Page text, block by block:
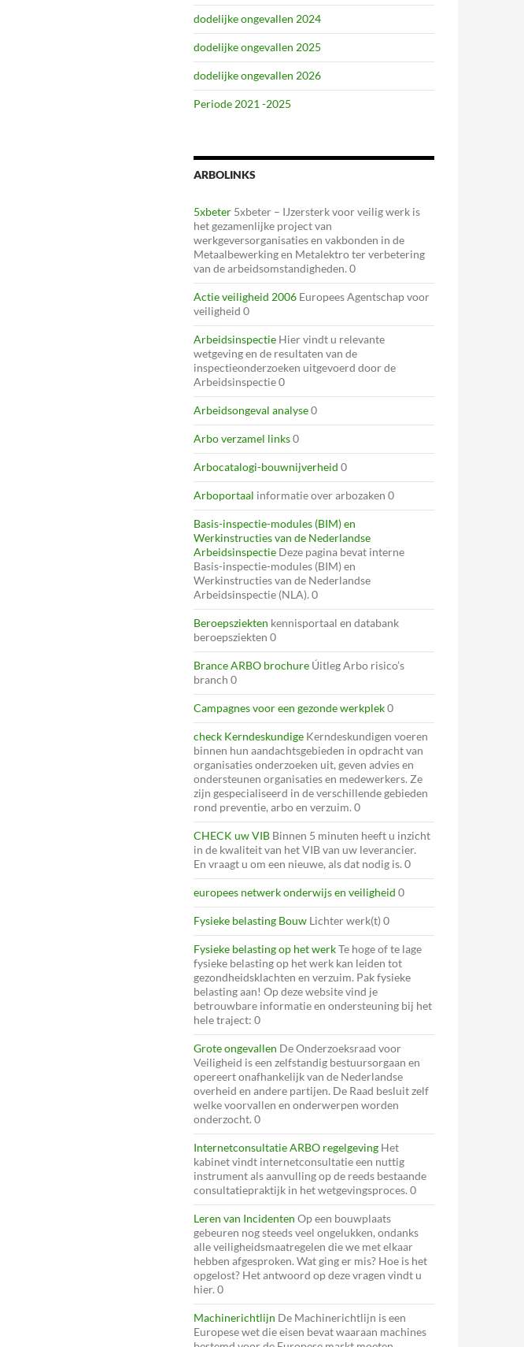
dodelijke ongevallen 2024
dodelijke ongevallen 2025
dodelijke ongevallen 2026
Periode 2021 -2025
ARBOLINKS
5xbeter 5xbeter – IJzersterk voor veilig werk is
het gezamenlijke project van
werkgeversorganisaties en vakbonden in de
Metaalbewerking en Metalektro ter verbetering
van de arbeidsomstandigheden. 0
Actie veiligheid 2006 Europees Agentschap voor
veiligheid 0
Arbeidsinspectie Hier vindt u relevante
wetgeving en de resultaten van de
inspectieonderzoeken uitgevoerd door de
Arbeidsinspectie 0
Arbeidsongeval analyse0
Arbo verzamel links0
Arbocatalogi-bouwnijverheid 0
Arboportaal informatie over arbozaken 0
Basis-inspectie-modules (BIM) en
Werkinstructies van de Nederlandse
Arbeidsinspectie Deze pagina bevat interne
Basis-inspectie-modules (BIM) en
Werkinstructies van de Nederlandse
Arbeidsinspectie (NLA). 0
Beroepsziekten kennisportaal en databank
beroepsziekten 0
Brance ARBO brochure Úitleg Arbo risico’s
branch 0
Campagnes voor een gezonde werkplek0
check Kerndeskundige Kerndeskundigen voeren
binnen hun aandachtsgebieden in opdracht van
organisaties onderzoeken uit, geven advies en
ondersteunen organisaties en medewerkers. Ze
zijn gespecialiseerd in de verschillende gebieden
rond preventie, arbo en verzuim. 0
CHECK uw VIB Binnen 5 minuten heeft u inzicht
in de kwaliteit van het VIB van uw leverancier.
En vraagt u om een nieuwe, als dat nodig is. 0
europees netwerk onderwijs en veiligheid 0
Fysieke belasting Bouw Lichter werk(t) 0
Fysieke belasting op het werkTe hoge of te lage
fysieke belasting op het werk kan leiden tot
gezondheidsklachten en verzuim. Pak fysieke
belasting aan! Op deze website vind je
betrouwbare informatie en ondersteuning bij het
hele traject: 0
Grote ongevallen De Onderzoeksraad voor
Veiligheid is een zelfstandig bestuursorgaan en
opereert onafhankelijk van de Nederlandse
overheid en andere partijen. De Raad besluit zelf
welke voorvallen en onderwerpen worden
onderzocht. 0
Internetconsultatie ARBO regelgeving Het
kabinet vindt internetconsultatie een nuttig
instrument als aanvulling op de reeds bestaande
consultatiepraktijk in het wetgevingsproces. 0
Leren van Incidenten Op een bouwplaats
gebeuren nog steeds veel ongelukken, ondanks
alle veiligheidsmaatregelen die we met elkaar
hebben afgesproken. Wat ging er mis? Hoe is het
opgelost? Het antwoord op deze vragen vindt u
hier. 0
Machinerichtlijn De Machinerichtlijn is een
Europese wet die eisen bevat waaraan machines